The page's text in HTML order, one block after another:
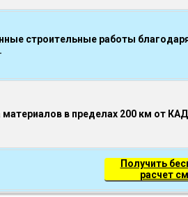
строительные работы
материалов в пределах 200 км от
Получить
расчет